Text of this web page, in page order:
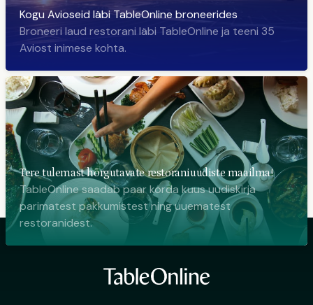
Kogu Avioseid läbi TableOnline broneerides
Broneeri laud restorani läbi TableOnline ja teeni 35
Aviost inimese kohta.
Tere tulemast hõrgutavate restoraniuudiste maailma!
TableOnline saadab paar korda kuus uudiskirja
parimatest pakkumistest ning uuematest
restoranidest.